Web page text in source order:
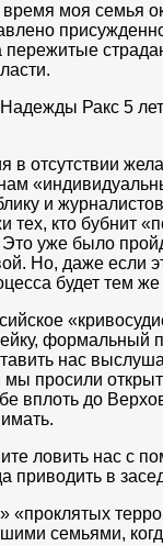
моя семья
Ракс 5
отсутствии
и
тех, кто бубнит
уже было
Но, даже если
будет тем
формальный
нас
просили
вплоть до
ловить нас с
приводить в
«проклятых
семьями,